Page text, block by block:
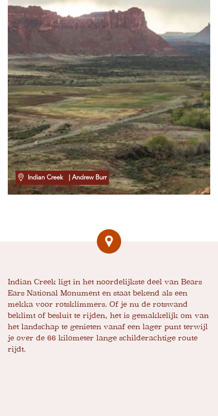
Indian Creek | Andrew Burr
Indian Creek ligt in het noordelijkste deel van Bears
Ears National Monument en staat bekend als een
mekka voor rotsklimmers. Of je nu de rotswand
beklimt of besluit te rijden, het is gemakkelijk om van
het landschap te genieten vanaf een lager punt terwijl
je over de 66 kilometer lange schilderachtige route
rijdt.